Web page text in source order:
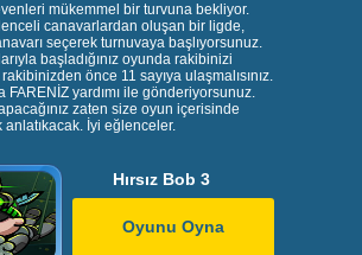
mükemmel bir turvuna bekliyor.
canavarlardan oluşan bir ligde,
seçerek turnuvaya başlıyorsunuz.
başladığınız oyunda rakibinizi
önce 11 sayıya ulaşmalısınız.
FARENİZ yardımı ile gönderiyorsunuz.
zaten size oyun içerisinde
İyi eğlenceler.
Hırsız Bob 3
Oyunu Oyna